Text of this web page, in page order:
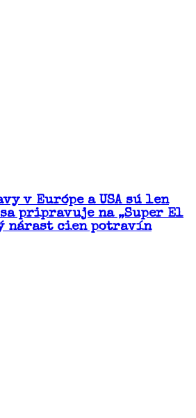
v Európe a USA sú len
pripravuje na „Super El
nárast cien potravín​